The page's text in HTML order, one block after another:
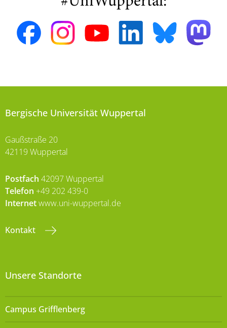
Bergische Universität Wuppertal
Gaußstraße 20
42119 Wuppertal
Postfach 42097 Wuppertal
Telefon +49 202 439-0
Internetwww.uni-wuppertal.de
Kontakt
Unsere Standorte
Campus Grifflenberg